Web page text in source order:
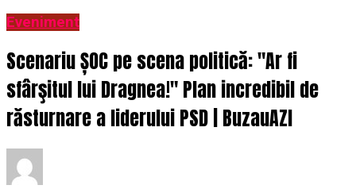
Eveniment
Scenariu ȘOC pe scena politică: "Ar fi
sfârşitul lui Dragnea!" Plan incredibil de
răsturnare a liderului PSD | BuzauAZI